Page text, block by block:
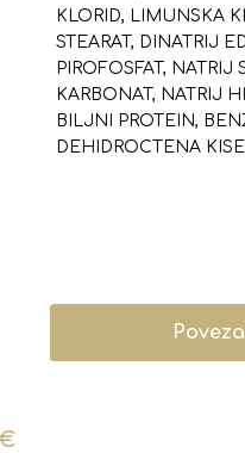
KLORID, LIMUNSKA
STEARAT, DINATRIJ
PIROFOSFAT, NATRIJ
KARBONAT, NATRIJ
BILJNI PROTEIN,
DEHIDROCTENA
€